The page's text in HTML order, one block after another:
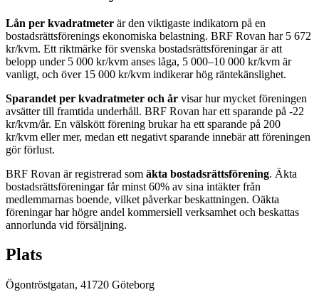
Lån per kvadratmeter är den viktigaste indikatorn på en
bostadsrättsförenings ekonomiska belastning. BRF Rovan har 5 672
kr/kvm. Ett riktmärke för svenska bostadsrättsföreningar är att
belopp under 5 000 kr/kvm anses låga, 5 000–10 000 kr/kvm är
vanligt, och över 15 000 kr/kvm indikerar hög räntekänslighet.
Sparandet per kvadratmeter och år visar hur mycket föreningen
avsätter till framtida underhåll. BRF Rovan har ett sparande på -22
kr/kvm/år. En välskött förening brukar ha ett sparande på 200
kr/kvm eller mer, medan ett negativt sparande innebär att föreningen
gör förlust.
BRF Rovan är registrerad som äkta bostadsrättsförening. Äkta
bostadsrättsföreningar får minst 60% av sina intäkter från
medlemmarnas boende, vilket påverkar beskattningen. Oäkta
föreningar har högre andel kommersiell verksamhet och beskattas
annorlunda vid försäljning.
Plats
Ögontröstgatan, 41720 Göteborg